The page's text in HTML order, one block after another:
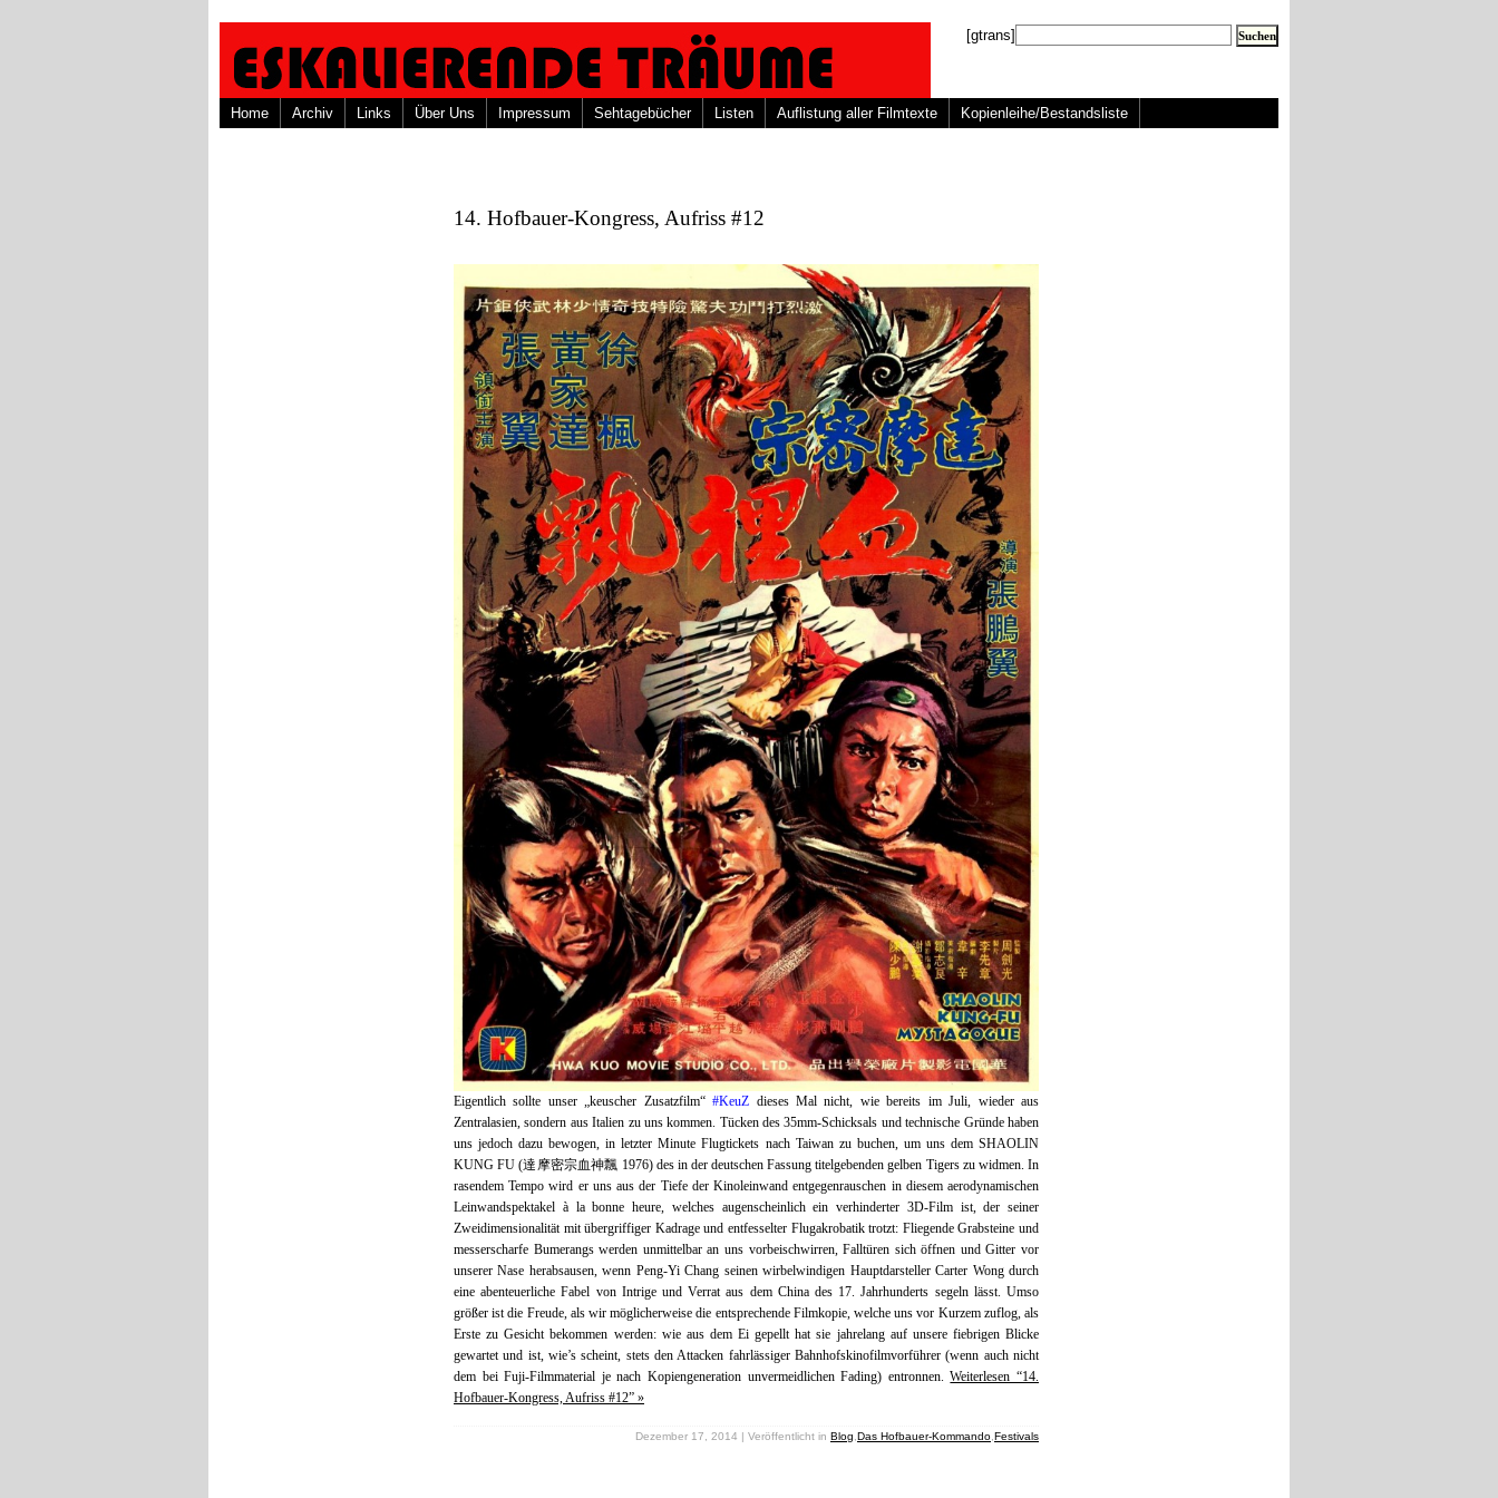
[gtrans]
Home Archiv Links Über Uns Impressum Sehtagebücher Listen Auflistung aller Filmtexte Kopienleihe/Bestandsliste
14. Hofbauer-Kongress, Aufriss #12
Eigentlich sollte unser „keuscher Zusatzfilm“ ‪#‎KeuZ‬ dieses Mal nicht, wie bereits im Juli, wieder aus
Zentralasien, sondern aus Italien zu uns kommen. Tücken des 35mm-Schicksals und technische Gründe haben
uns jedoch dazu bewogen, in letzter Minute Flugtickets nach Taiwan zu buchen, um uns dem SHAOLIN
KUNG FU (達摩密宗血神飄 1976) des in der deutschen Fassung titelgebenden gelben Tigers zu widmen. In
rasendem Tempo wird er uns aus der Tiefe der Kinoleinwand entgegenrauschen in diesem aerodynamischen
Leinwandspektakel à la bonne heure, welches augenscheinlich ein verhinderter 3D-Film ist, der seiner
Zweidimensionalität mit übergriffiger Kadrage und entfesselter Flugakrobatik trotzt: Fliegende Grabsteine und
messerscharfe Bumerangs werden unmittelbar an uns vorbeischwirren, Falltüren sich öffnen und Gitter vor
unserer Nase herabsausen, wenn Peng-Yi Chang seinen wirbelwindigen Hauptdarsteller Carter Wong durch
eine abenteuerliche Fabel von Intrige und Verrat aus dem China des 17. Jahrhunderts segeln lässt. Umso
größer ist die Freude, als wir möglicherweise die entsprechende Filmkopie, welche uns vor Kurzem zuflog, als
Erste zu Gesicht bekommen werden: wie aus dem Ei gepellt hat sie jahrelang auf unsere fiebrigen Blicke
gewartet und ist, wie’s scheint, stets den Attacken fahrlässiger Bahnhofskinofilmvorführer (wenn auch nicht
dem bei Fuji-Filmmaterial je nach Kopiengeneration unvermeidlichen Fading) entronnen.Weiterlesen “14.
Hofbauer-Kongress, Aufriss #12” »
Dezember 17, 2014 | Veröffentlicht in Blog Das Hofbauer-Kommando Festivals